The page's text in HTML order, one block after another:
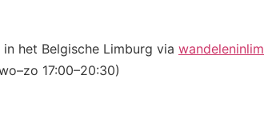
het Belgische Limburg via
17:00–20:30)